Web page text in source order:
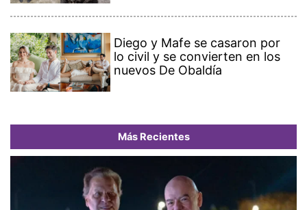
Diego y Mafe se casaron por
lo civil y se convierten en los
nuevos De Obaldía
Más Recientes